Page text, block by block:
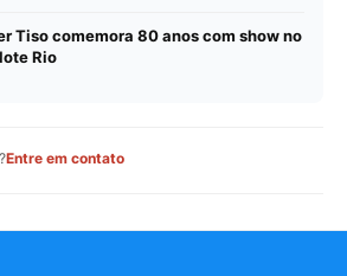
Tiso comemora 80 anos com show no
Rio
Entre em contato